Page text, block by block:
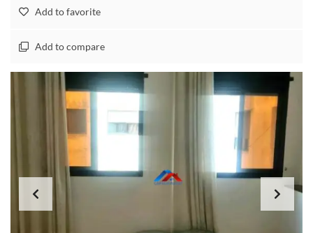
Add to favorite
Add to compare